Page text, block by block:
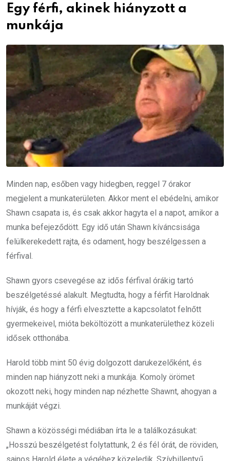
Egy férfi, akinek hiányzott a
munkája
Minden nap, esőben vagy hidegben, reggel 7 órakor
megjelent a munkaterületen. Akkor ment el ebédelni, amikor
Shawn csapata is, és csak akkor hagyta el a napot, amikor a
munka befejeződött. Egy idő után Shawn kíváncsisága
felülkerekedett rajta, és odament, hogy beszélgessen a
férfival.
Shawn gyors csevegése az idős férfival órákig tartó
beszélgetéssé alakult. Megtudta, hogy a férfit Haroldnak
hívják, és hogy a férfi elvesztette a kapcsolatot felnőtt
gyermekeivel, mióta beköltözött a munkaterülethez közeli
idősek otthonába.
Harold több mint 50 évig dolgozott darukezelőként, és
minden nap hiányzott neki a munkája. Komoly örömet
okozott neki, hogy minden nap nézhette Shawnt, ahogyan a
munkáját végzi.
Shawn a közösségi médiában írta le a találkozásukat:
„Hosszú beszélgetést folytattunk, 2 és fél órát, de röviden,